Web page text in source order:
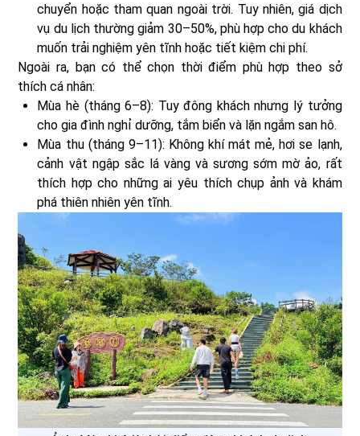
chuyển hoặc tham quan ngoài trời. Tuy nhiên, giá dịch
vụ du lịch thường giảm 30–50%, phù hợp cho du khách
muốn trải nghiệm yên tĩnh hoặc tiết kiệm chi phí.
Ngoài ra, bạn có thể chọn thời điểm phù hợp theo sở
thích cá nhân:
Mùa hè (tháng 6–8): Tuy đông khách nhưng lý tưởng
cho gia đình nghỉ dưỡng, tắm biển và lặn ngắm san hô.
Mùa thu (tháng 9–11): Không khí mát mẻ, hơi se lạnh,
cảnh vật ngập sắc lá vàng và sương sớm mờ ảo, rất
thích hợp cho những ai yêu thích chụp ảnh và khám
phá thiên nhiên yên tĩnh.